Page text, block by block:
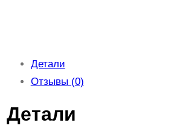
Детали
Отзывы (0)
Детали